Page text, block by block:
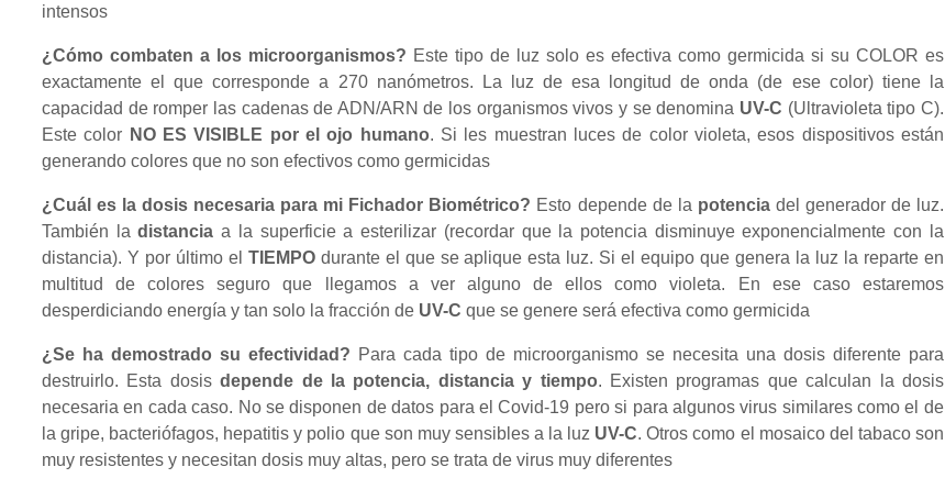
intensos
¿Cómo combaten a los microorganismos? Este tipo de luz solo es efectiva como germicida si su COLOR es
exactamente el que corresponde a 270 nanómetros. La luz de esa longitud de onda (de ese color) tiene la
capacidad de romper las cadenas de ADN/ARN de los organismos vivos y se denomina UV-C (Ultravioleta tipo C).
Este color NO ES VISIBLE por el ojo humano. Si les muestran luces de color violeta, esos dispositivos están
generando colores que no son efectivos como germicidas
¿Cuál es la dosis necesaria para mi Fichador Biométrico? Esto depende de la potenciadel generador de luz.
También ladistancia a la superficie a esterilizar (recordar que la potencia disminuye exponencialmente con la
distancia). Y por último el TIEMPOdurante el que se aplique esta luz. Si el equipo que genera la luz la reparte en
multitud de colores seguro que llegamos a ver alguno de ellos como violeta. En ese caso estaremos
desperdiciando energía y tan solo la fracción de UV-C que se genere será efectiva como germicida
¿Se ha demostrado su efectividad? Para cada tipo de microorganismo se necesita una dosis diferente para
destruirlo. Esta dosisdepende de la potencia, distancia y tiempo. Existen programas que calculan la dosis
necesaria en cada caso. No se disponen de datos para el Covid-19 pero si para algunos virus similares como el de
la gripe, bacteriófagos, hepatitis y polio que son muy sensibles a la luz UV-C. Otros como el mosaico del tabaco son
muy resistentes y necesitan dosis muy altas, pero se trata de virus muy diferentes